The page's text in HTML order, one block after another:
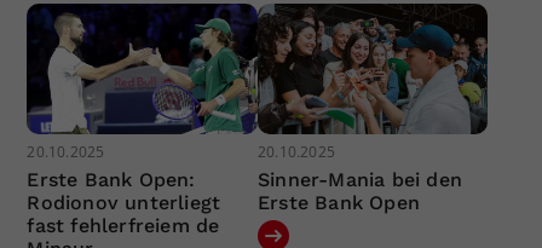
20.10.2025
Erste Bank Open:
Rodionov unterliegt
fast fehlerfreiem de
20.10.2025
Sinner-Mania bei den
Erste Bank Open